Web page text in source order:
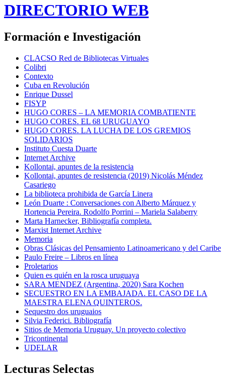
DIRECTORIO WEB
Formación e Investigación
CLACSO Red de Bibliotecas Virtuales
Colibri
Contexto
Cuba en Revolución
Enrique Dussel
FISYP
HUGO CORES – LA MEMORIA COMBATIENTE
HUGO CORES. EL 68 URUGUAYO
HUGO CORES. LA LUCHA DE LOS GREMIOS
SOLIDARIOS
Instituto Cuesta Duarte
Internet Archive
Kollontai, apuntes de la resistencia
Kollontai, apuntes de resistencia (2019) Nicolás Méndez
Casariego
La biblioteca prohibida de García Linera
León Duarte : Conversaciones con Alberto Márquez y
Hortencia Pereira. Rodolfo Porrini – Mariela Salaberry
Marta Harnecker, Bibliografía completa.
Marxist Internet Archive
Memoria
Obras Clásicas del Pensamiento Latinoamericano y del Caribe
Paulo Freire – Libros en línea
Proletarios
Quien es quién en la rosca uruguaya
SARA MENDEZ (Argentina, 2020) Sara Kochen
SECUESTRO EN LA EMBAJADA. EL CASO DE LA
MAESTRA ELENA QUINTEROS.
Sequestro dos uruguaios
Silvia Federici. Bibliografía
Sitios de Memoria Uruguay. Un proyecto colectivo
Tricontinental
UDELAR
Lecturas Selectas